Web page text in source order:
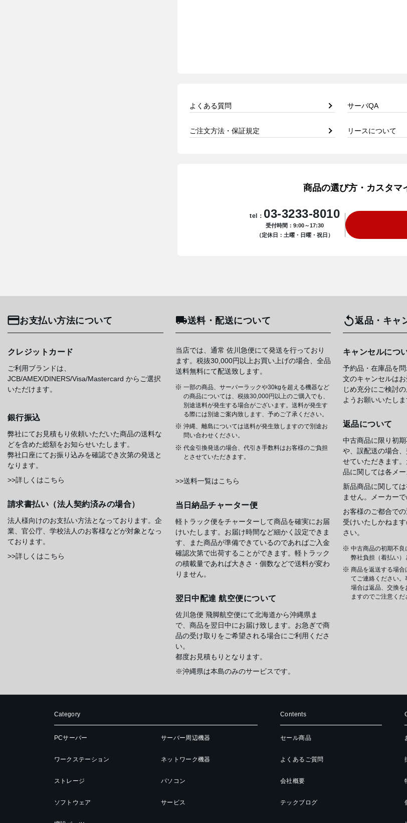
よくある質問 サーバQA
ご注文方法・保証規定 リースについて
商品の選び方・カスタマ
tel： 03-3233-8010
受付時間：9:00～17:30
（定休日：土曜・日曜・祝日）
お支払い方法について
クレジットカード
ご利用ブランドは、
JCB/AMEX/DINERS/Visa/Mastercard からご選択
いただけます。
銀行振込
弊社にてお見積もり依頼いただいた商品の送料な
どを含めた総額をお知らせいたします。
弊社口座にてお振り込みを確認でき次第の発送と
なります。
>>詳しくはこちら
請求書払い（法人契約済みの場合）
法人様向けのお支払い方法となっております。企
業、官公庁、学校法人のお客様などが対象となっ
ております。
>>詳しくはこちら
送料・配送について
当店では、通常 佐川急便にて発送を行っており
ます。税抜30,000円以上お買い上げの場合、全品
送料無料にて配送致します。
一部の商品、サーバーラックや30kgを超える機器など
の商品については、税抜30,000円以上のご購入でも、
別途送料が発生する場合がございます。送料が発生す
る際には別途ご案内致します、予めご了承ください。
沖縄、離島については送料が発生致しますので別途お
問い合わせください。
代金引換発送の場合、代引き手数料はお客様のご負担
とさせていただきます。
>>送料一覧はこちら
当日納品チャーター便
軽トラック便をチャーターして商品を確実にお届
けいたします。お届け時間など細かく設定できま
す、また商品が準備できているのであればご入金
確認次第で出荷することができます。軽トラック
の積載量であれば大きさ・個数などで送料が変わ
りません。
翌日中配達 航空便について
佐川急便 飛脚航空便にて北海道から沖縄県ま
で、商品を翌日中にお届け致します。お急ぎで商
品の受け取りをご希望される場合にご利用くださ
い。
都度お見積もりとなります。
※沖縄県は本島のみのサービスです。
返品・キャ
キャンセルにつ
予約品・在庫品を
文のキャンセルは
じめ充分にご検討
ようお願いいたしま
返品について
中古商品に限り初期
や、誤配送の場合
せていただきます
品に関しては各メー
新品商品に関して
ません。メーカー
お客様のご都合で
受けいたしかねま
さい。
中古商品の初期不
弊社負担（着払い）
商品を返送する場
てご連絡ください
場合は返品、交換
ますのでご注意くだ
Category
PCサーバー
ワークステーション
ストレージ
ソフトウェア
サーバー周辺機器
ネットワーク機器
パソコン
サービス
Contents
セール商品
よくあるご質問
会社概要
テックブログ